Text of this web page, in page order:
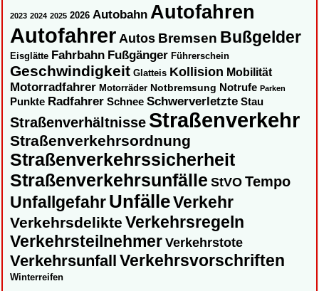
2023 2024 2025 2026 Autobahn Autofahren
AutofahrerAutos Bremsen Bußgelder
Eisglätte Fahrbahn Fußgänger Führerschein
Geschwindigkeit Glatteis Kollision Mobilität
Motorradfahrer Motorräder Notbremsung Notrufe Parken
Punkte Radfahrer Schnee Schwerverletzte Stau
Straßenverhältnisse Straßenverkehr
Straßenverkehrsordnung
Straßenverkehrssicherheit
Straßenverkehrsunfälle StVOTempo
UnfallgefahrUnfälleVerkehr
Verkehrsdelikte Verkehrsregeln
Verkehrsteilnehmer Verkehrstote
Verkehrsunfall Verkehrsvorschriften
Winterreifen